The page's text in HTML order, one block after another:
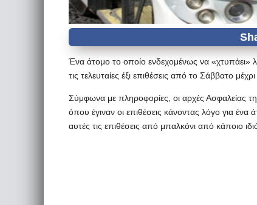
Ένα άτομο το οποίο ενδεχομένως να
τις τελευταίες έξι επιθέσεις από το Σάββατο
Σύμφωνα με πληροφορίες, οι αρχές Ασφαλείας
όπου έγιναν οι επιθέσεις κάνοντας λόγο για ένα
αυτές τις επιθέσεις από μπαλκόνι από κάποιο